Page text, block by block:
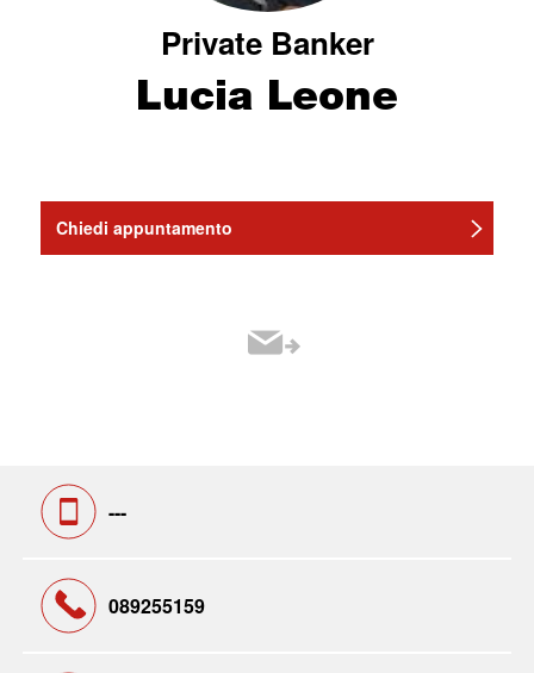
Private Banker
Lucia Leone
Chiedi appuntamento
---
089255159